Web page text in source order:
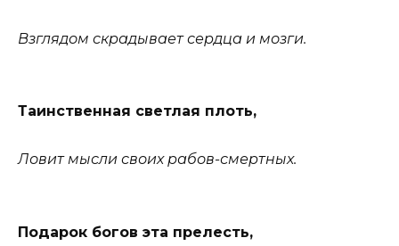
Взглядом скрадывает сердца и мозги.
Таинственная светлая плоть,
Ловит мысли своих рабов-смертных.
Подарок богов эта прелесть,